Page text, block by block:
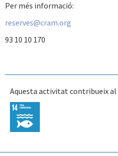
Per més informació:
reserves@cram.org
93 10 10 170
Aquesta activitat contribueix al